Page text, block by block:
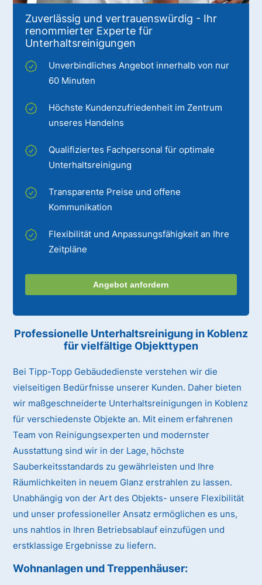
Zuverlässig und vertrauenswürdig - Ihr
renommierter Experte für
Unterhaltsreinigungen
Unverbindliches Angebot innerhalb von nur
60 Minuten
Höchste Kundenzufriedenheit im Zentrum
unseres Handelns
Qualifiziertes Fachpersonal für optimale
Unterhaltsreinigung
Transparente Preise und offene
Kommunikation
Flexibilität und Anpassungsfähigkeit an Ihre
Zeitpläne
Angebot anfordern
Professionelle Unterhaltsreinigung in Koblenz
für vielfältige Objekttypen
Bei Tipp-Topp Gebäudedienste verstehen wir die
vielseitigen Bedürfnisse unserer Kunden. Daher bieten
wir maßgeschneiderte Unterhaltsreinigungen in Koblenz
für verschiedenste Objekte an. Mit einem erfahrenen
Team von Reinigungsexperten und modernster
Ausstattung sind wir in der Lage, höchste
Sauberkeitsstandards zu gewährleisten und Ihre
Räumlichkeiten in neuem Glanz erstrahlen zu lassen.
Unabhängig von der Art des Objekts- unsere Flexibilität
und unser professioneller Ansatz ermöglichen es uns,
uns nahtlos in Ihren Betriebsablauf einzufügen und
erstklassige Ergebnisse zu liefern.
Wohnanlagen und Treppenhäuser: